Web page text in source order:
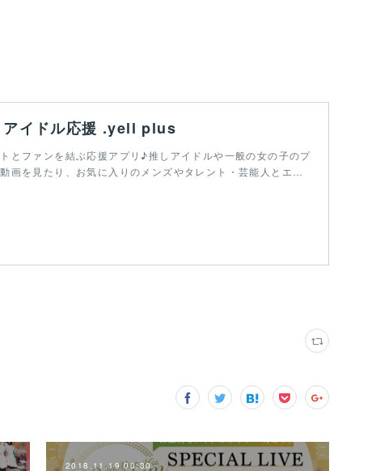
イドル応援 .yell plus
とファンを結ぶ応援アプリ♪推しアイドルや一般の女の子のプ
画を見たり、お気に入りのメンズやタレント・芸能人とエ…
2018.11.19 00:30